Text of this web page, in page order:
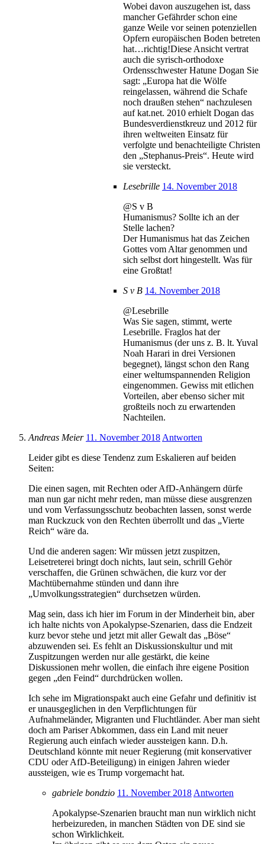
Wobei davon auszugehen ist, dass
mancher Gefährder schon eine
ganze Weile vor seinen potenziellen
Opfern europäischen Boden betreten
hat…richtig!Diese Ansicht vertrat
auch die syrisch-orthodoxe
Ordensschwester Hatune Dogan Sie
sagt: „Europa hat die Wölfe
reingelassen, während die Schafe
noch draußen stehen“ nachzulesen
auf kat.net. 2010 erhielt Dogan das
Bundesverdienstkreuz und 2012 für
ihren weltweiten Einsatz für
verfolgte und benachteiligte Christen
den „Stephanus-Preis“. Heute wird
sie versteckt.
Lesebrille 14. November 2018
@S v B
Humanismus? Sollte ich an der
Stelle lachen?
Der Humanismus hat das Zeichen
Gottes vom Altar genommen und
sich selbst dort hingestellt. Was für
eine Großtat!
S v B 14. November 2018
@Lesebrille
Was Sie sagen, stimmt, werte
Lesebrille. Fraglos hat der
Humanismus (der uns z. B. lt. Yuval
Noah Harari in drei Versionen
begegnet), längst schon den Rang
einer weltumspannenden Religion
eingenommen. Gewiss mit etlichen
Vorteilen, aber ebenso sicher mit
großteils noch zu erwartenden
Nachteilen.
Andreas Meier 11. November 2018 Antworten
Leider gibt es diese Tendenz zum Eskalieren auf beiden
Seiten:
Die einen sagen, mit Rechten oder AfD-Anhängern dürfe
man nun gar nicht mehr reden, man müsse diese ausgrenzen
und vom Verfassungsschutz beobachten lassen, sonst werde
man Ruckzuck von den Rechten überrollt und das „Vierte
Reich“ wäre da.
Und die anderen sagen: Wir müssen jetzt zuspitzen,
Leisetreterei bringt doch nichts, laut sein, schrill Gehör
verschaffen, die Grünen schwächen, die kurz vor der
Machtübernahme stünden und dann ihre
„Umvolkungsstrategien“ durchsetzen würden.
Mag sein, dass ich hier im Forum in der Minderheit bin, aber
ich halte nichts von Apokalypse-Szenarien, dass die Endzeit
kurz bevor stehe und jetzt mit aller Gewalt das „Böse“
abzuwenden sei. Es fehlt an Diskussionskultur und mit
Zuspitzungen werden nur alle gestärkt, die keine
Diskussionen mehr wollen, die einfach ihre eigene Position
gegen „den Feind“ durchdrücken wollen.
Ich sehe im Migrationspakt auch eine Gefahr und definitiv ist
er unausgeglichen in den Verpflichtungen für
Aufnahmeländer, Migranten und Fluchtländer. Aber man sieht
doch am Pariser Abkommen, dass ein Land mit neuer
Regierung auch einfach wieder aussteigen kann. D.h.
Deutschland könnte mit neuer Regierung (mit konservativer
CDU oder AfD-Beteiligung) in einigen Jahren wieder
aussteigen, wie es Trump vorgemacht hat.
gabriele bondzio 11. November 2018 Antworten
Apokalypse-Szenarien braucht man nun wirklich nicht
herbeizureden, in manchen Städten von DE sind sie
schon Wirklichkeit.